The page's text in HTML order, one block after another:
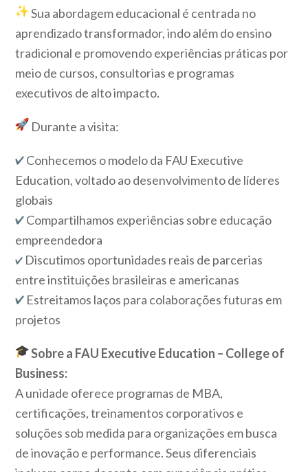
Sua abordagem educacional é centrada no
aprendizado transformador, indo além do ensino
tradicional e promovendo experiências práticas por
meio de cursos, consultorias e programas
executivos de alto impacto.
Durante a visita:
Conhecemos o modelo da FAU Executive
Education, voltado ao desenvolvimento de líderes
globais
Compartilhamos experiências sobre educação
empreendedora
Discutimos oportunidades reais de parcerias
entre instituições brasileiras e americanas
Estreitamos laços para colaborações futuras em
projetos
Sobre a FAU Executive Education – College of
Business:
A unidade oferece programas de MBA,
certificações, treinamentos corporativos e
soluções sob medida para organizações em busca
de inovação e performance. Seus diferenciais